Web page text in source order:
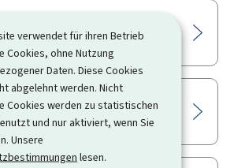
verwendet für ihren Betrieb
Cookies, ohne Nutzung
Daten. Diese Cookies
abgelehnt werden. Nicht
Cookies werden zu statistischen
und nur aktiviert, wenn Sie
Unsere
lesen.
Bereitstellung von
von Luxemburg aus
Forschungs- und
– MECO, MT oder MFP